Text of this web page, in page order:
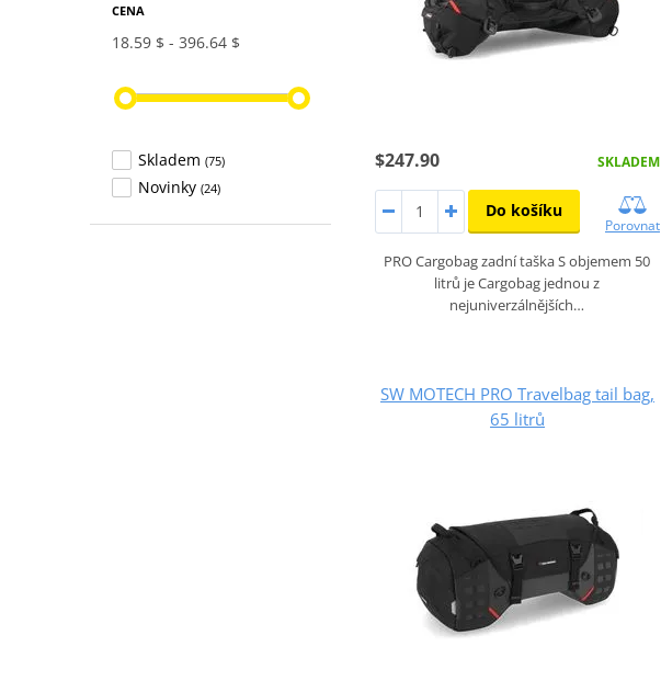
CENA
18.59 $ 396.64 $
Skladem (75)
Novinky (24)
$247.90 SKLADEM
Do košíku
Porovnat
PRO Cargobag zadní taška S objemem 50
litrů je Cargobag jednou z
nejuniverzálnějších…
SW MOTECH PRO Travelbag tail bag,
65 litrů